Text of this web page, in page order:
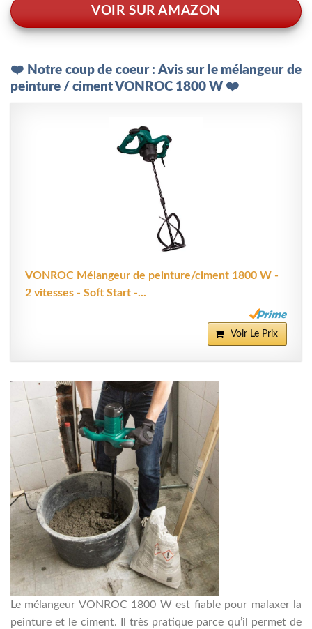
VOIR SUR AMAZON
❤️ Notre coup de coeur : Avis sur le mélangeur de
peinture / ciment VONROC 1800 W ❤️
VONROC Mélangeur de peinture/ciment 1800 W -
2 vitesses - Soft Start -...
Voir Le Prix
Le mélangeur VONROC 1800 W est fiable pour malaxer la
peinture et le ciment. Il très pratique parce qu’il permet de